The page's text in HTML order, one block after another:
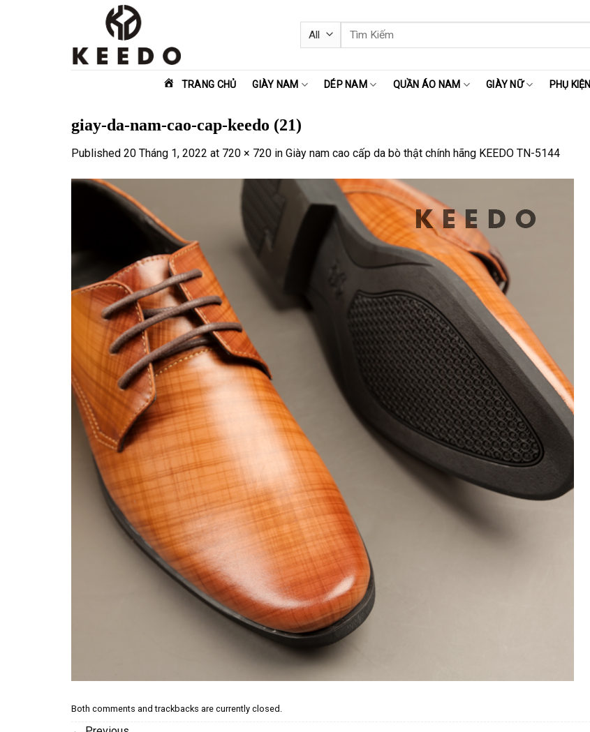
Tìm
kiếm:
TRANG CHỦ GIÀY NAM DÉP NAM QUẦN ÁO NAM GIÀY NỮ PHỤ KIỆN
giay-da-nam-cao-cap-keedo (21)
Published 20 Tháng 1, 2022 at 720 × 720 in Giày nam cao cấp da bò thật chính hãng KEEDO TN-5144
Both comments and trackbacks are currently closed.